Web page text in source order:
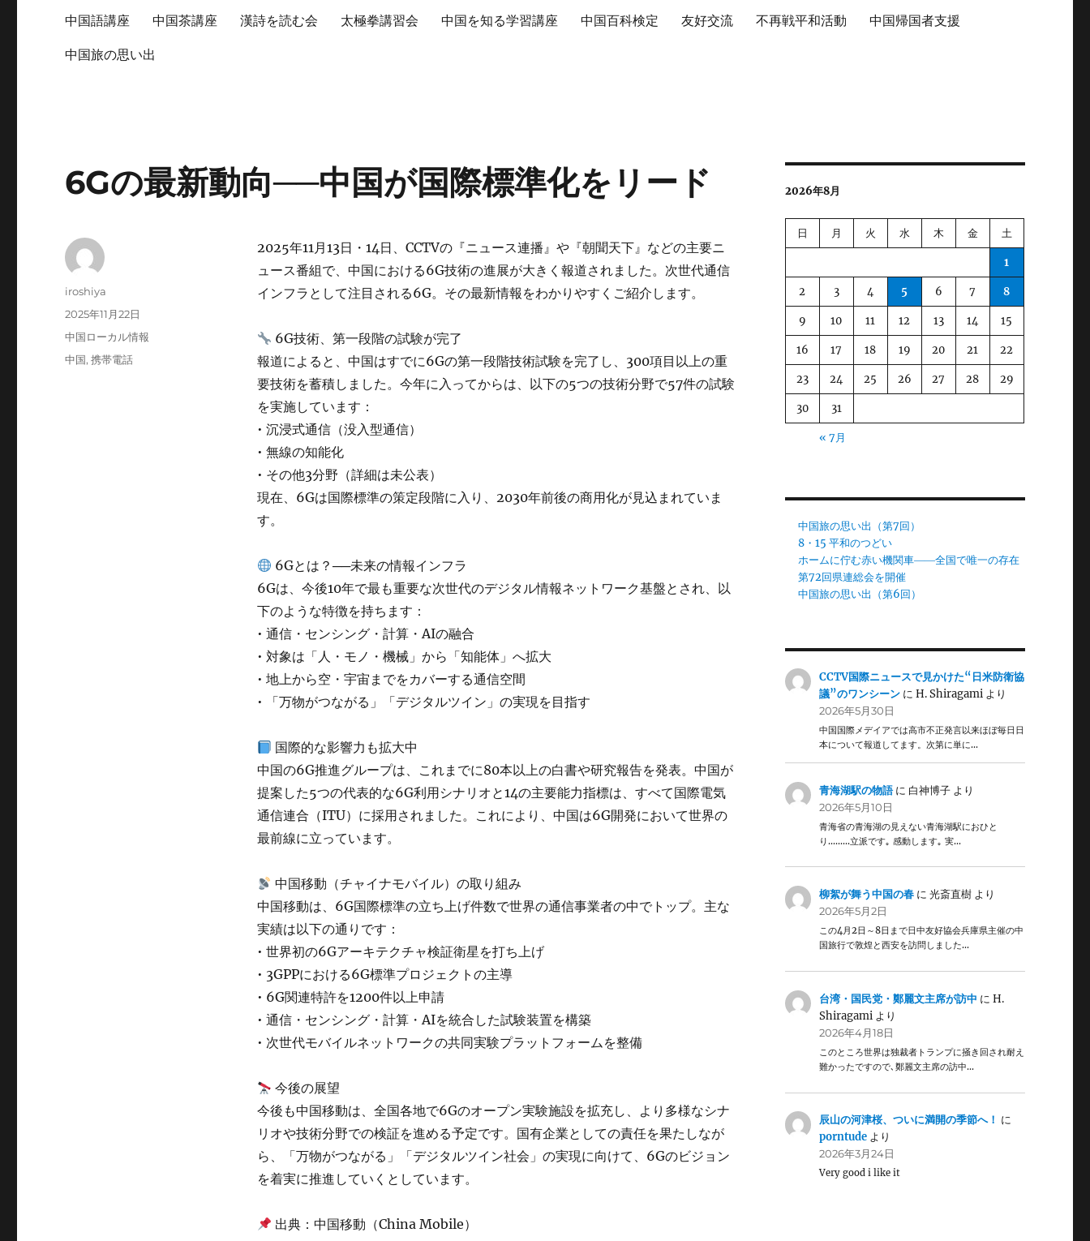
中国語講座 中国茶講座 漢詩を読む会 太極拳講習会 中国を知る学習講座 中国百科検定 友好交流 不再戦平和活動 中国帰国者支援
中国旅の思い出
6Gの最新動向──中国が国際標準化をリード
2025年11月13日・14日、CCTVの『ニュース連播』や『朝聞天下』などの主要ニ
ュース番組で、中国における6G技術の進展が大きく報道されました。次世代通信
インフラとして注目される6G。その最新情報をわかりやすくご紹介します。
6G技術、第一段階の試験が完了
報道によると、中国はすでに6Gの第一段階技術試験を完了し、300項目以上の重
要技術を蓄積しました。今年に入ってからは、以下の5つの技術分野で57件の試験
を実施しています：
• 沉浸式通信（没入型通信）
• 無線の知能化
• その他3分野（詳細は未公表）
現在、6Gは国際標準の策定段階に入り、2030年前後の商用化が見込まれていま
す。
6Gとは？──未来の情報インフラ
6Gは、今後10年で最も重要な次世代のデジタル情報ネットワーク基盤とされ、以
下のような特徴を持ちます：
• 通信・センシング・計算・AIの融合
• 対象は「人・モノ・機械」から「知能体」へ拡大
• 地上から空・宇宙までをカバーする通信空間
• 「万物がつながる」「デジタルツイン」の実現を目指す
国際的な影響力も拡大中
中国の6G推進グループは、これまでに80本以上の白書や研究報告を発表。中国が
提案した5つの代表的な6G利用シナリオと14の主要能力指標は、すべて国際電気
通信連合（ITU）に採用されました。これにより、中国は6G開発において世界の
最前線に立っています。
中国移動（チャイナモバイル）の取り組み
中国移動は、6G国際標準の立ち上げ件数で世界の通信事業者の中でトップ。主な
実績は以下の通りです：
• 世界初の6Gアーキテクチャ検証衛星を打ち上げ
• 3GPPにおける6G標準プロジェクトの主導
• 6G関連特許を1200件以上申請
• 通信・センシング・計算・AIを統合した試験装置を構築
• 次世代モバイルネットワークの共同実験プラットフォームを整備
今後の展望
今後も中国移動は、全国各地で6Gのオープン実験施設を拡充し、より多様なシナ
リオや技術分野での検証を進める予定です。国有企業としての責任を果たしなが
ら、「万物がつながる」「デジタルツイン社会」の実現に向けて、6Gのビジョン
を着実に推進していくとしています。
出典：中国移動（China Mobile）
投
iroshiya
投
稿
2025年11月22日
カ
テ
中国ローカル情報
タ
中国,携帯電話
2026年8月
日 月 火 水 木 金 土
1
2 3 4 5 6 7 8
9 10 11 12 13 14 15
16 17 18 19 20 21 22
23 24 25 26 27 28 29
30 31
« 7月
中国旅の思い出（第7回）
8・15 平和のつどい
ホームに佇む赤い機関車――全国で唯一の存在
第72回県連総会を開催
中国旅の思い出（第6回）
CCTV国際ニュースで見かけた“日米防衛協
議”のワンシーン にH. Shiragami より
2026年5月30日
中国国際メデイアでは高市不正発言以来ほぼ毎日日
本について報道してます。次第に単に…
青海湖駅の物語に 白神博子 より
2026年5月10日
青海省の青海湖の見えない青海湖駅におひと
り………立派です｡ 感動します｡ 実…
柳絮が舞う中国の春 に光斎直樹 より
2026年5月2日
この4月2日～8日まで日中友好協会兵庫県主催の中
国旅行で敦煌と西安を訪問しました…
台湾・国民党・鄭麗文主席が訪中 にH.
Shiragami より
2026年4月18日
このところ世界は独裁者トランプに掻き回され耐え
難かったですので､鄭麗文主席の訪中…
辰山の河津桜、ついに満開の季節へ！ に
porntude より
2026年3月24日
Very good i like it